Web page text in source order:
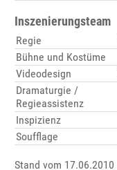
Inszenierungsteam
Regie
Bühne und Kostüme
Videodesign
Dramaturgie /
Regieassistenz
Inspizienz
Soufflage
Stand vom 17.06.2010